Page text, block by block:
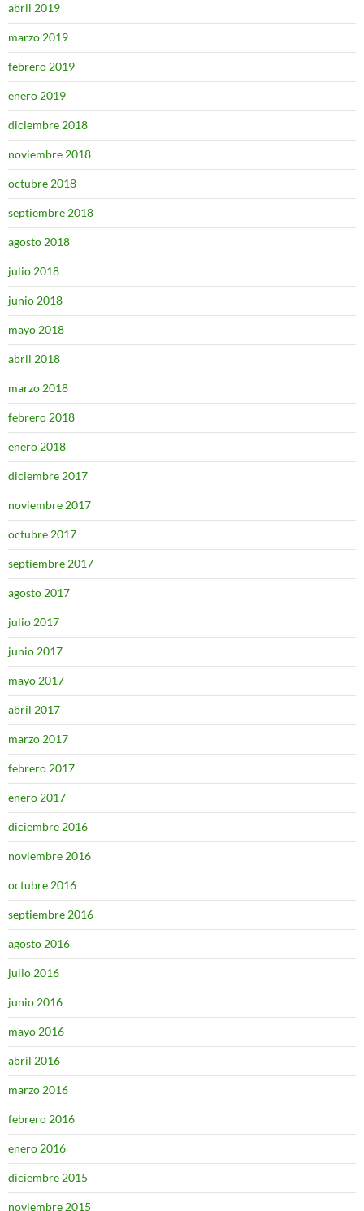
abril 2019
marzo 2019
febrero 2019
enero 2019
diciembre 2018
noviembre 2018
octubre 2018
septiembre 2018
agosto 2018
julio 2018
junio 2018
mayo 2018
abril 2018
marzo 2018
febrero 2018
enero 2018
diciembre 2017
noviembre 2017
octubre 2017
septiembre 2017
agosto 2017
julio 2017
junio 2017
mayo 2017
abril 2017
marzo 2017
febrero 2017
enero 2017
diciembre 2016
noviembre 2016
octubre 2016
septiembre 2016
agosto 2016
julio 2016
junio 2016
mayo 2016
abril 2016
marzo 2016
febrero 2016
enero 2016
diciembre 2015
noviembre 2015